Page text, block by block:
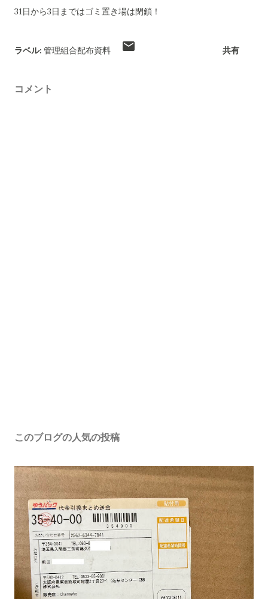
31日から3日まではゴミ置き場は閉鎖！
ラベル: 管理組合配布資料 共有
コメント
このブログの人気の投稿